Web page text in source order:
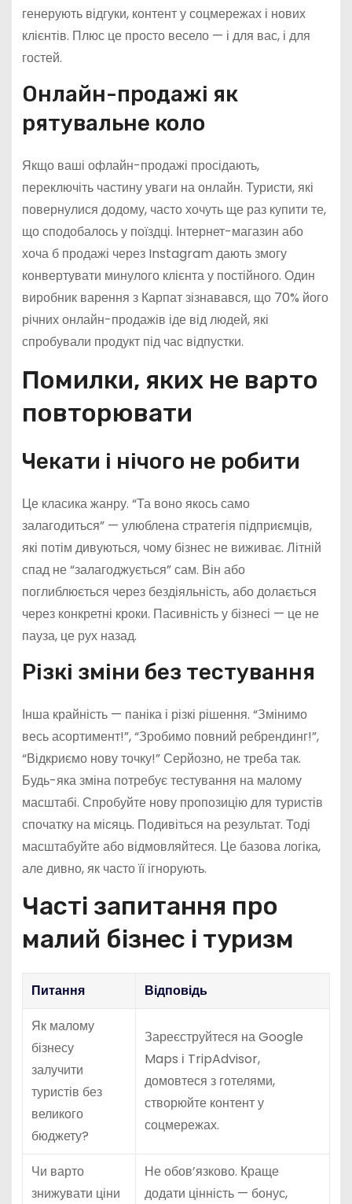
генерують відгуки, контент у соцмережах і нових
клієнтів. Плюс це просто весело — і для вас, і для
гостей.
Онлайн-продажі як
рятувальне коло
Якщо ваші офлайн-продажі просідають,
переключіть частину уваги на онлайн. Туристи, які
повернулися додому, часто хочуть ще раз купити те,
що сподобалось у поїздці. Інтернет-магазин або
хоча б продажі через Instagram дають змогу
конвертувати минулого клієнта у постійного. Один
виробник варення з Карпат зізнавався, що 70% його
річних онлайн-продажів іде від людей, які
спробували продукт під час відпустки.
Помилки, яких не варто
повторювати
Чекати і нічого не робити
Це класика жанру. “Та воно якось само
залагодиться” — улюблена стратегія підприємців,
які потім дивуються, чому бізнес не виживає. Літній
спад не “залагоджується” сам. Він або
поглиблюється через бездіяльність, або долається
через конкретні кроки. Пасивність у бізнесі — це не
пауза, це рух назад.
Різкі зміни без тестування
Інша крайність — паніка і різкі рішення. “Змінимо
весь асортимент!”, “Зробимо повний ребрендинг!”,
“Відкриємо нову точку!” Серйозно, не треба так.
Будь-яка зміна потребує тестування на малому
масштабі. Спробуйте нову пропозицію для туристів
спочатку на місяць. Подивіться на результат. Тоді
масштабуйте або відмовляйтеся. Це базова логіка,
але дивно, як часто її ігнорують.
Часті запитання про
малий бізнес і туризм
Питання
Відповідь
Як малому
бізнесу
залучити
туристів без
великого
бюджету?
Зареєструйтеся на Google
Maps і TripAdvisor,
домовтеся з готелями,
створюйте контент у
соцмережах.
Чи варто
знижувати ціни
Не обов’язково. Краще
додати цінність — бонус,